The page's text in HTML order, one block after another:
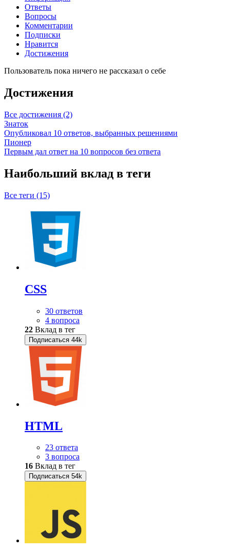
Ответы
Вопросы
Комментарии
Подписки
Нравится
Достижения
Пользователь пока ничего не рассказал о себе
Достижения
Все достижения (2)
Знаток
Опубликовал 10 ответов, выбранных решениями
Пионер
Первым дал ответ на 10 вопросов без ответа
Наибольший вклад в теги
Все теги (15)
CSS
30 ответов
4 вопроса
22 Вклад в тег
Подписаться 44k
HTML
23 ответа
3 вопроса
16 Вклад в тег
Подписаться 54k